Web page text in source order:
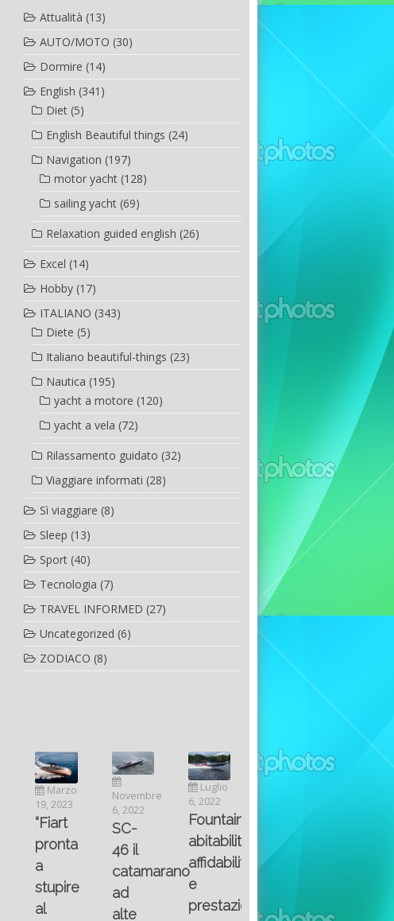
Attualità (13)
AUTO/MOTO (30)
Dormire (14)
English (341)
Diet (5)
English Beautiful things (24)
Navigation (197)
motor yacht (128)
sailing yacht (69)
Relaxation guided english (26)
Excel (14)
Hobby (17)
ITALIANO (343)
Diete (5)
Italiano beautiful-things (23)
Nautica (195)
yacht a motore (120)
yacht a vela (72)
Rilassamento guidato (32)
Viaggiare informati (28)
Sì viaggiare (8)
Sleep (13)
Sport (40)
Tecnologia (7)
TRAVEL INFORMED (27)
Uncategorized (6)
ZODIACO (8)
Marzo
19, 2023
“Fiart
pronta
a
stupire
al
Novembre
6, 2022
SC-
46 il
catamarano
ad
alte
Luglio
6, 2022
Fountain 38SC
abitabilità,
affidabilità
e
prestazioni
Multiple
on